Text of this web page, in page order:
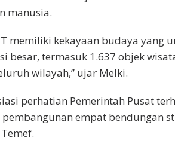
manusia.
memiliki kekayaan budaya yang
besar, termasuk 1.637 objek
wilayah,” ujar Melki.
perhatian Pemerintah Pusat
empat bendungan